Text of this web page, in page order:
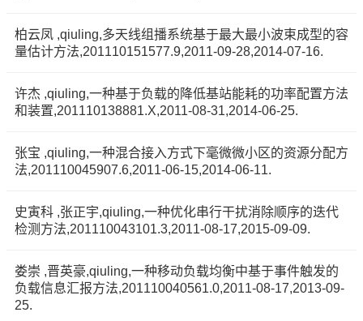
柏云凤 ,qiuling,多天线组播系统基于最大最小波束成型的容
量估计方法,201110151577.9,2011-09-28,2014-07-16.
许杰 ,qiuling,一种基于负载的降低基站能耗的功率配置方法
和装置,201110138881.X,2011-08-31,2014-06-25.
张宝 ,qiuling,一种混合接入方式下毫微微小区的资源分配方
法,201110045907.6,2011-06-15,2014-06-11.
史寅科 ,张正宇,qiuling,一种优化串行干扰消除顺序的迭代
检测方法,201110043101.3,2011-08-17,2015-09-09.
娄崇 ,晋英豪,qiuling,一种移动负载均衡中基于事件触发的
负载信息汇报方法,201110040561.0,2011-08-17,2013-09-
25.